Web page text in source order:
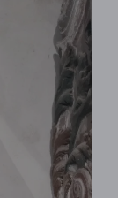
missions
Chine.